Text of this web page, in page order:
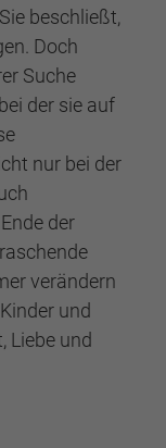
beschließt,
Doch
Suche
der sie auf
nur bei der
der
verändern
und
Liebe und